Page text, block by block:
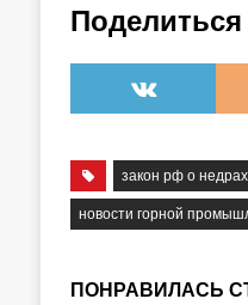
Поделиться
закон рф о недрах
новости горной
ПОНРАВИЛАСЬ